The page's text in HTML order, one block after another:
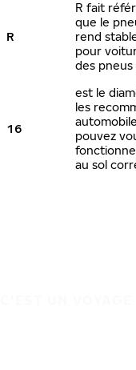
R
R fait
que le
rend
pour
des pneus
16
est le
les
pouvez
au sol